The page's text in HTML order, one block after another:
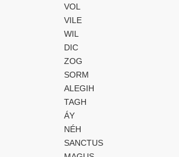
VOL
VILE
WIL
DIC
ZOG
SORM
ALEGIH
TAGH
ÁY
NÉH
SANCTUS